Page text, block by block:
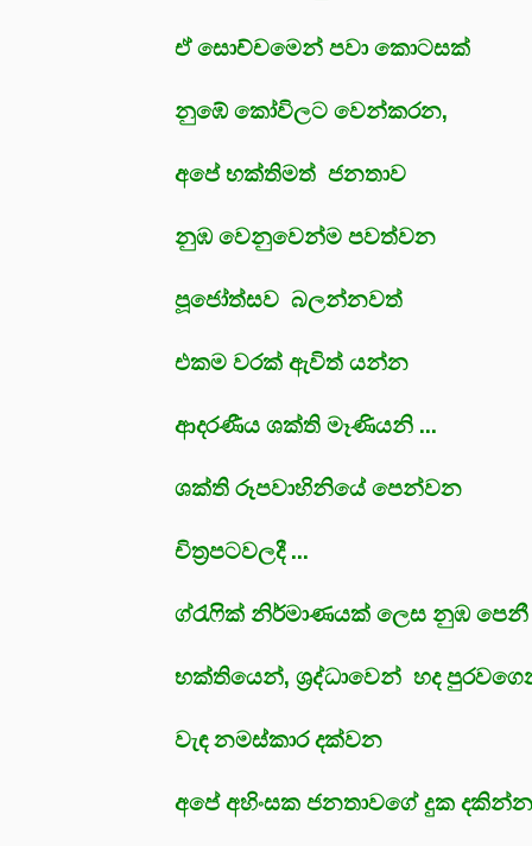
ඒ සොච්චමෙන් පවා කොටසක්
නුඹේ කෝවිලට වෙන්කරන,
අපේ භක්තිමත් ජනතාව
නුඹ වෙනුවෙන්ම පවත්වන
පූජෝත්සව බලන්නවත්
එකම වරක් ඇවිත් යන්න
ආදරණීය ශක්ති මෑණියනි ...
ශක්ති රූපවාහිනියේ පෙන්වන
චිත්‍රපටවලදී ...
ග්රැෆික් නිර්මාණයක් ලෙස නුඹ
භක්තියෙන්, ශ්‍රද්ධාවෙන් හද
වැඳ නමස්කාර දක්වන
අපේ අහිංසක ජනතාවගේ දුක දකින්න